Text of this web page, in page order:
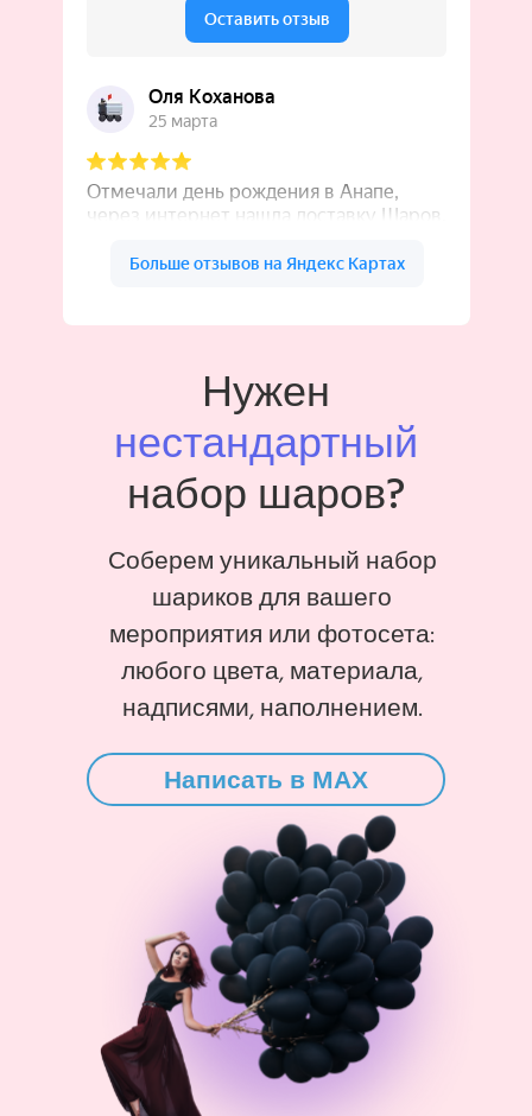
Нужен
нестандартный
набор шаров?
Соберем уникальный набор
шариков для вашего
мероприятия или фотосета:
любого цвета, материала,
надписями, наполнением.
Написать в MAX